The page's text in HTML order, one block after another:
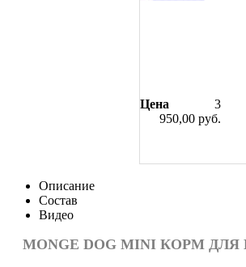
Цена
3
950,00 руб.
Описание
Состав
Видео
MONGE DOG MINI КОРМ